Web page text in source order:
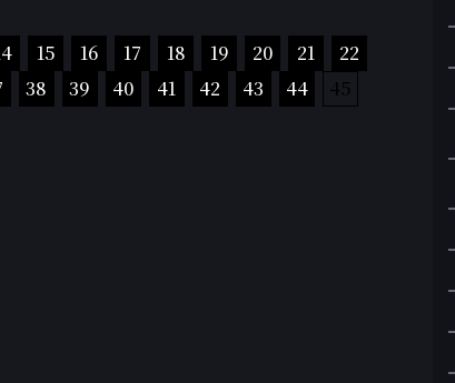
15 16 17 18 19 20 21
22
38 39 40 41 42 43 44
45